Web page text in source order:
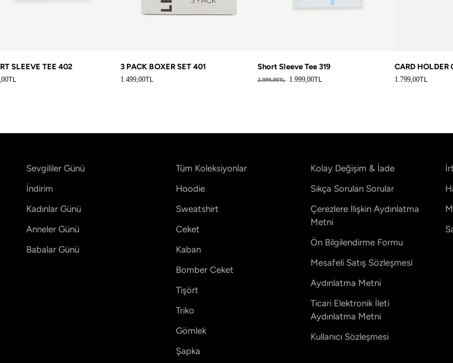
SLEEVE TEE 402
fiyat
TL
3 PACK BOXER SET 401
Normal fiyat
1.499,00TL
Short Sleeve Tee 319
Normal fiyat
2.999,00TL 1.999,00TL
CARD HOLDER
Normal fiyat
1.799,00TL
Sevgililer Günü
İndirim
Kadınlar Günü
Anneler Günü
Babalar Günü
Tüm Koleksiyonlar
Hoodie
Sweatshirt
Ceket
Kaban
Bomber Ceket
Tişört
Triko
Gömlek
Şapka
Kolay Değişim & İade
Sıkça Sorulan Sorular
Çerezlere İlişkin Aydınlatma
Metni
Ön Bilgilendirme Formu
Mesafeli Satış Sözleşmesi
Aydınlatma Metni
Ticari Elektronik İleti
Aydınlatma Metni
Kullanıcı Sözleşmesi